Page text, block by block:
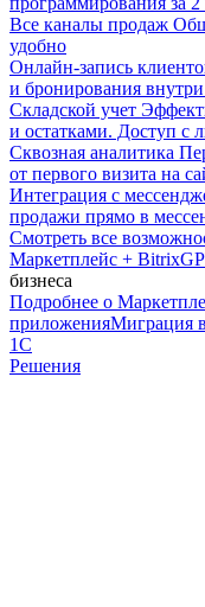
Все каналы продаж
удобно
Онлайн-запись
и бронирования
Складской учет
и остатками. Доступ с
Сквозная аналитика
от первого визита на
Интеграция с
продажи прямо в
Смотреть все
Маркетплейс +
бизнеса
Подробнее о
приложенияМиграция
1С
Решения